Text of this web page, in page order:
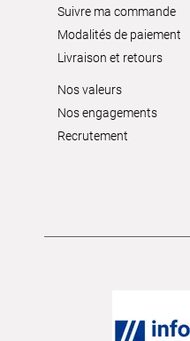
Suivre ma commande
Modalités de paiement
Livraison et retours
Nos valeurs
Nos engagements
Recrutement